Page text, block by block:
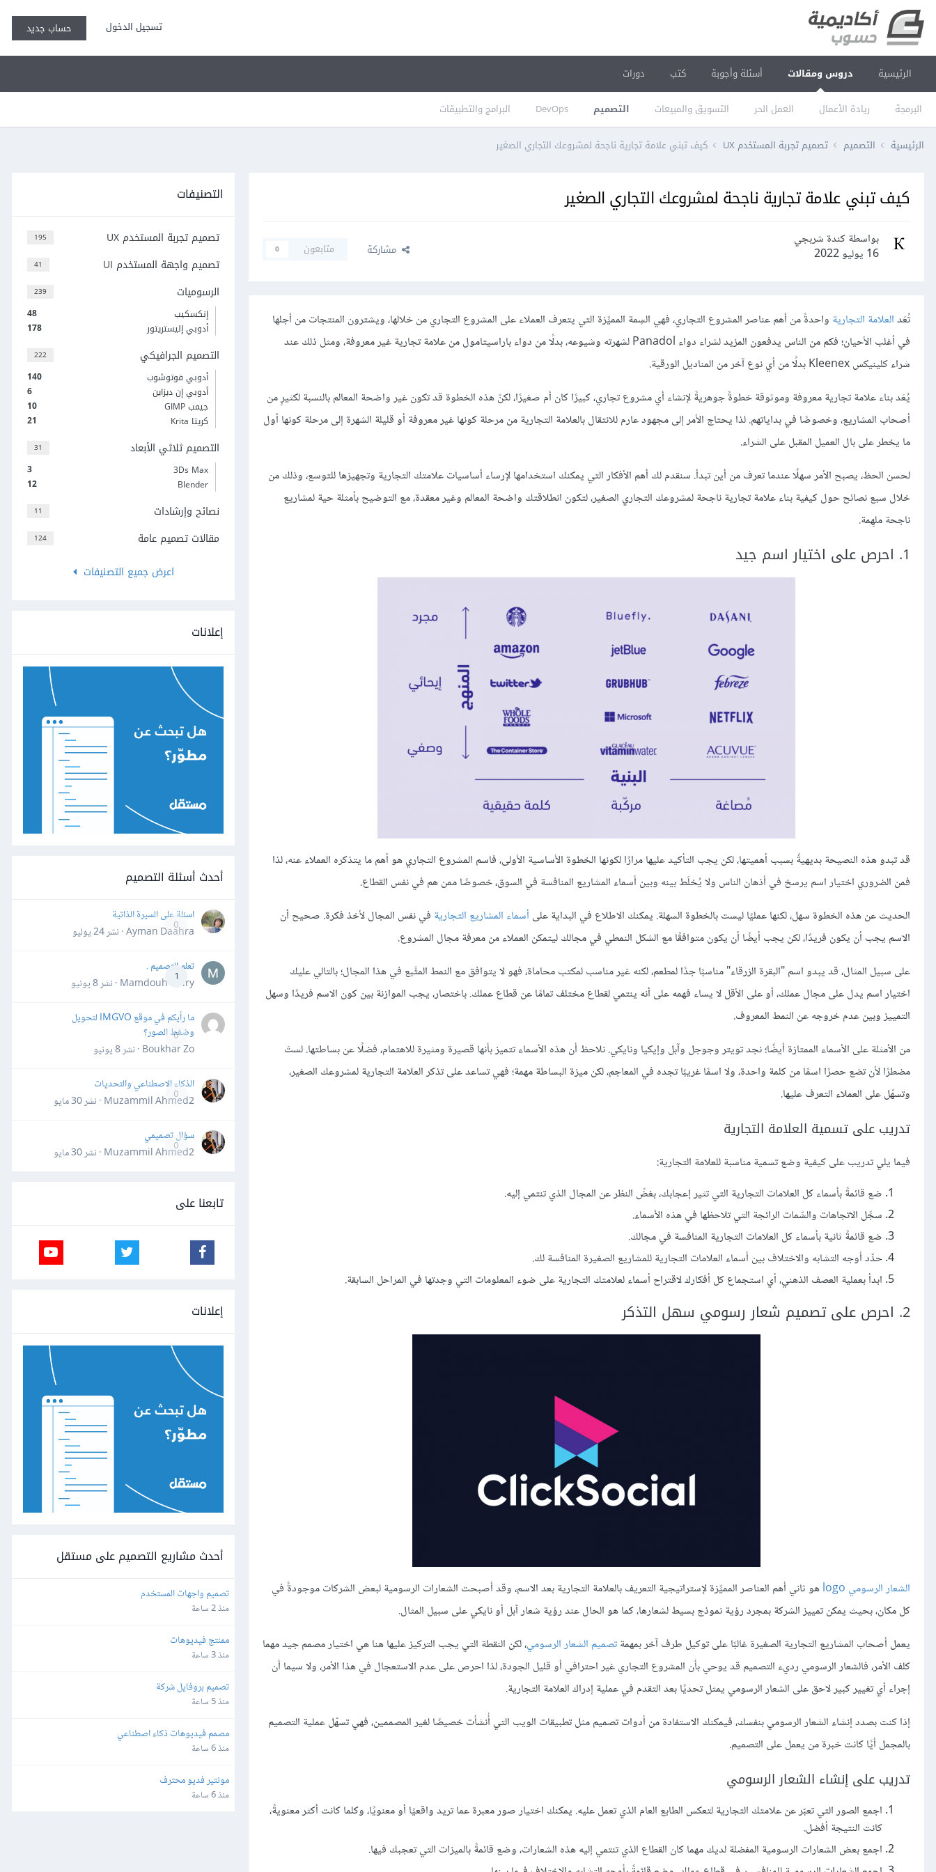
تسجيل الدخول حساب جديد
الرئيسية دروس ومقالات
البرمجة ريادة الأعمال العمل الحر التسويق والمبيعات التصميم DevOps البرامج والتطبيقات
أسئلة وأجوبة كتب دورات
الرئيسية التصميم تصميم تجربة المستخدم UX كيف تبني علامة تجارية ناجحة لمشروعك التجاري الصغير
كيف تبني علامة تجارية ناجحة لمشروعك التجاري الصغير
بواسطة كندة شربجي
16 يوليو 2022
مشاركة متابعون 0
تُعَدالعلامة التجارية واحدةً من أهم عناصر المشروع التجاري، فهي السِمة المميِّزة التي يتعرف العملاء على المشروع التجاري من خلالها، ويشترون المنتجات من أجلها
في أغلب الأحيان؛ فكم من الناس يدفعون المزيد لشراء دواء Panadol لشهرته وشيوعه، بدلًا من دواء باراسيتامول من علامة تجارية غير معروفة، ومثل ذلك عند
شراء كلينيكس Kleenex بدلًا من أي نوع آخر من المناديل الورقية.
يُعَد بناء علامة تجارية معروفة وموثوقة خطوةً جوهريةً لإنشاء أي مشروع تجاري، كبيرًا كان أم صغيرًا، لكنّ هذه الخطوة قد تكون غير واضحة المعالم بالنسبة لكثيرٍ من
أصحاب المشاريع، وخصوصًا في بداياتهم. لذا يحتاج الأمر إلى مجهود عارم للانتقال بالعلامة التجارية من مرحلة كونها غير معروفة أو قليلة الشهرة إلى مرحلة كونها أول
ما يخطر على بال العميل المقبل على الشراء.
لحسن الحظ، يصبح الأمر سهلًا عندما تعرف من أين تبدأ. سنقدم لك أهم الأفكار التي يمكنك استخدامها لإرساء أساسيات علامتك التجارية وتجهيزها للتوسع، وذلك من
خلال سبع نصائح حول كيفية بناء علامة تجارية ناجحة لمشروعك التجاري الصغير، لتكون انطلاقتك واضحة المعالم وغير معقدة، مع التوضيح بأمثلة حية لمشاريع
ناجحة ملهِمة.
1. احرص على اختيار اسم جيد
قد تبدو هذه النصيحة بديهيةً بسبب أهميتها، لكن يجب التأكيد عليها مرارًا لكونها الخطوة الأساسية الأولى، فاسم المشروع التجاري هو أهم ما يتذكره العملاء عنه، لذا
فمن الضروري اختيار اسم يرسخ في أذهان الناس ولا يُخلَط بينه وبين أسماء المشاريع المنافسة في السوق، خصوصًا ممن هم في نفس القطاع.
الحديث عن هذه الخطوة سهل، لكنها عمليًا ليست بالخطوة السهلة. يمكنك الاطلاع في البداية على أسماء المشاريع التجارية في نفس المجال لأخذ فكرة. صحيح أن
الاسم يجب أن يكون فريدًا، لكن يجب أيضًا أن يكون متوافقًا مع الشكل النمطي في مجالك ليتمكن العملاء من معرفة مجال المشروع.
على سبيل المثال، قد يبدو اسم "البقرة الزرقاء" مناسبًا جدًا لمطعم، لكنه غير مناسب لمكتب محاماة، فهو لا يتوافق مع النمط المتَّبع في هذا المجال؛ بالتالي عليك
اختيار اسم يدل على مجال عملك، أو على الأقل لا يساء فهمه على أنه ينتمي لقطاع مختلف تمامًا عن قطاع عملك. باختصار، يجب الموازنة بين كون الاسم فريدًا وسهل
التمييز وبين عدم خروجه عن النمط المعروف.
من الأمثلة على الأسماء الممتازة أيضًا؛ نجد تويتر وجوجل وآبل وإيكيا ونايكي. نلاحظ أن هذه الأسماء تتميز بأنها قصيرة ومثيرة للاهتمام، فضلًا عن بساطتها. لستَ
مضطرًا لأن تضع حصرًا اسمًا من كلمة واحدة، ولا اسمًا غريبًا تجده في المعاجم، لكن ميزة البساطة مهمة؛ فهي تساعد على تذكر العلامة التجارية لمشروعك الصغير،
وتسهّل على العملاء التعرف عليها.
تدريب على تسمية العلامة التجارية
فيما يلي تدريب على كيفية وضع تسمية مناسبة للعلامة التجارية:
ضع قائمةً بأسماء كل العلامات التجارية التي تثير إعجابك، بغضّ النظر عن المجال الذي تنتمي إليه.
سجِّل الاتجاهات والسِّمات الرائجة التي تلاحظها في هذه الأسماء.
ضع قائمةً ثانية بأسماء كل العلامات التجارية المنافسة في مجالك.
حدِّد أوجه التشابه والاختلاف بين أسماء العلامات التجارية للمشاريع الصغيرة المنافسة لك.
ابدأ بعملية العصف الذهني، أي استجماع كل أفكارك لاقتراح أسماء لعلامتك التجارية على ضوء المعلومات التي وجدتها في المراحل السابقة.
2. احرص على تصميم شعار رسومي سهل التذكر
الشعار الرسومي logo
هو ثاني أهم العناصر المميِّزة لإستراتيجية التعريف بالعلامة التجارية بعد الاسم، وقد أصبحت الشعارات الرسومية لبعض الشركات موجودةً في
كل مكان، بحيث يمكن تمييز الشركة بمجرد رؤية نموذج بسيط لشعارها، كما هو الحال عند رؤية شعار آبل أو نايكي على سبيل المثال.
يعمل أصحاب المشاريع التجارية الصغيرة غالبًا على توكيل طرف آخر بمهمةتصميم الشعار الرسومي، لكن النقطة التي يجب التركيز عليها هنا هي اختيار مصمم جيد مهما
كلف الأمر، فالشعار الرسومي رديء التصميم قد يوحي بأن المشروع التجاري غير احترافي أو قليل الجودة، لذا احرص على عدم الاستعجال في هذا الأمر، ولا سيما أن
إجراء أي تغيير كبير لاحق على الشعار الرسومي يمثل تحديًا بعد التقدم في عملية إدراك العلامة التجارية.
إذا كنت بصدد إنشاء الشعار الرسومي بنفسك، فيمكنك الاستفادة من أدوات تصميم مثل تطبيقات الويب التي أُنشأت خصيصًا لغير المصممين، فهي تسهّل عملية التصميم
بالمجمل أيًا كانت خبرة من يعمل على التصميم.
تدريب على إنشاء الشعار الرسومي
اجمع الصور التي تعبّر عن علامتك التجارية لتعكس الطابع العام الذي تعمل عليه. يمكنك اختيار صور معبرة عما تريد واقعيًا أو معنويًا، وكلما كانت أكثر معنويةً،
كانت النتيجة أفضل.
اجمع بعض الشعارات الرسومية المفضلة لديك مهما كان القطاع الذي تنتمي إليه هذه الشعارات، وضع قائمةً بالميزات التي تعجبك فيها.
التصنيفات
195 تصميم تجربة المستخدم UX
41 تصميم واجهة المستخدم UI
239 الرسوميات
48
إنكسكيب
178
أدوبي إليستريتور
222 التصميم الجرافيكي
140
أدوبي فوتوشوب
6
أدوبي إن ديزاين
10
جيمب GIMP
21
كريتا Krita
31 التصميم ثلاثي الأبعاد
3
3Ds Max
12
Blender
11 نصائح وإرشادات
124
مقالات تصميم عامة
اعرض جميع التصنيفات
إعلانات
أحدث أسئلة التصميم
0
اسئلة على السيرة الذاتية
Ayman Daahra · نشر
24 يوليو
1
تعلم التصميم .
Mamdouh Khiry · نشر
8 يونيو
0
ما رأيكم في موقع IMGVO لتحويل
وضغط الصور؟
Boukhar Zo · نشر
8 يونيو
0
الذكاء الاصطناعي والتحديات
Muzammil Ahmed2 · نشر
30 مايو
0
سؤال تصميمي
Muzammil Ahmed2 · نشر
30 مايو
تابعنا على
إعلانات
أحدث مشاريع التصميم على مستقل
تصميم واجهات المستخدم
منذ 2 ساعة
ممنتج فيديوهات
منذ 3 ساعة
تصميم بروفايل شركة
منذ 5 ساعة
مصمم فيديوهات ذكاء اصطناعي
منذ 6 ساعة
مونتير فديو محترف
منذ 6 ساعة